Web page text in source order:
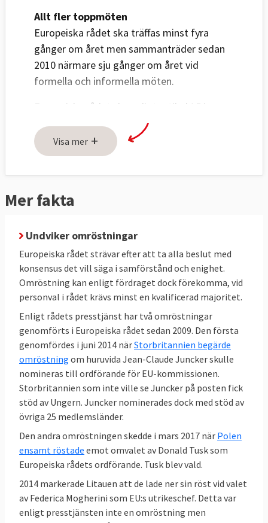
Allt fler toppmöten
Europeiska rådet ska träffas minst fyra
gånger om året men sammanträder sedan
2010 närmare sju gånger om året vid
formella och informella möten.
Europeiska rådet ska enligt artikel 15 i
fördraget "ge unionen de impulser som
behövs för dess utveckling och bestämma
dess allmänna politiska riktlinjer och
saknar lagstiftande och verkställande makt
beslutsprocesser.
Visa mer +
Mer fakta
Undviker omröstningar
Europeiska rådet strävar efter att ta alla beslut med
konsensus det vill säga i samförstånd och enighet.
Omröstning kan enligt fördraget dock förekomma, vid
personval i rådet krävs minst en kvalificerad majoritet.
Enligt rådets presstjänst har två omröstningar
genomförts i Europeiska rådet sedan 2009. Den första
genomfördes i juni 2014 närStorbritannien begärde
omröstning om huruvida Jean-Claude Juncker skulle
nomineras till ordförande för EU-kommissionen.
Storbritannien som inte ville se Juncker på posten fick
stöd av Ungern. Juncker nominerades dock med stöd av
övriga 25 medlemsländer.
Den andra omröstningen skedde i mars 2017 när Polen
ensamt röstade emot omvalet av Donald Tusk som
Europeiska rådets ordförande. Tusk blev vald.
2014 markerade Litauen att de lade ner sin röst vid valet
av Federica Mogherini som EU:s utrikeschef. Detta var
enligt presstjänsten inte en omröstning men